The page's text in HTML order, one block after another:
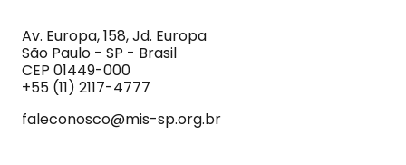
Imagem
e
do
Som
Av. Europa, 158, Jd. Europa
São Paulo - SP - Brasil
CEP 01449-000
+55 (11) 2117-4777
faleconosco@mis-sp.org.br